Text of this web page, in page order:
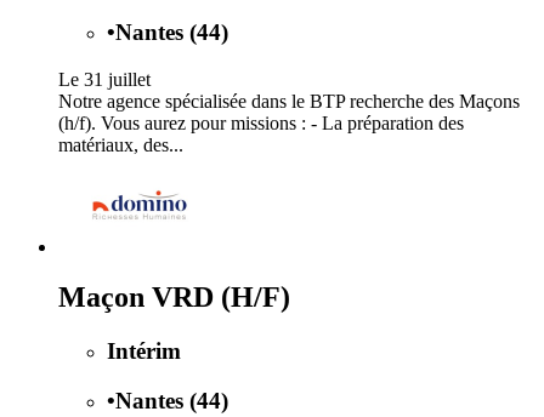
•Nantes (44)
Le 31 juillet
Notre agence spécialisée dans le BTP recherche des Maçons
(h/f). Vous aurez pour missions : - La préparation des
matériaux, des...
Maçon VRD (H/F)
Intérim
•Nantes (44)